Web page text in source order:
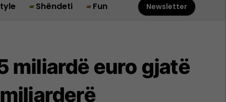
Shëndeti Fun Newsletter
miliardë euro gjatë